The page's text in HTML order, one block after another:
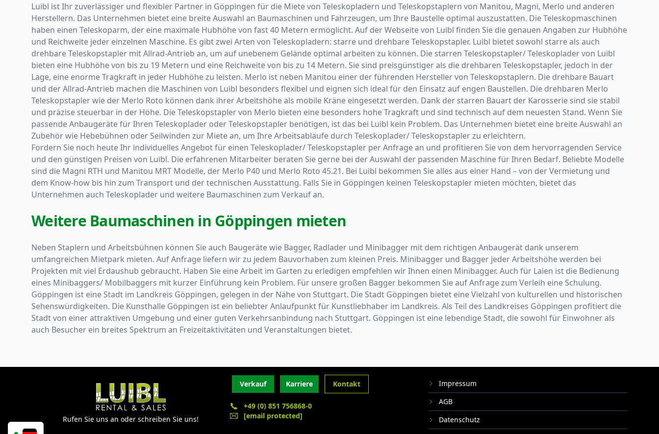
Luibl ist Ihr zuverlässiger und flexibler Partner in Göppingen für die Miete von Teleskopladern und Teleskopstaplern von Manitou, Magni, Merlo und anderen
Herstellern. Das Unternehmen bietet eine breite Auswahl an Baumaschinen und Fahrzeugen, um Ihre Baustelle optimal auszustatten. Die Teleskopmaschinen
haben einen Teleskoparm, der eine maximale Hubhöhe von fast 40 Metern ermöglicht. Auf der Webseite von Luibl finden Sie die genauen Angaben zur Hubhöhe
und Reichweite jeder einzelnen Maschine. Es gibt zwei Arten von Teleskopladern: starre und drehbare Teleskopstapler. Luibl bietet sowohl starre als auch
drehbare Teleskopstapler mit Allrad-Antrieb an, um auf unebenem Gelände optimal arbeiten zu können. Die starren Teleskopstapler/ Teleskoplader von Luibl
bieten eine Hubhöhe von bis zu 19 Metern und eine Reichweite von bis zu 14 Metern. Sie sind preisgünstiger als die drehbaren Teleskopstapler, jedoch in der
Lage, eine enorme Tragkraft in jeder Hubhöhe zu leisten. Merlo ist neben Manitou einer der führenden Hersteller von Teleskopstaplern. Die drehbare Bauart
und der Allrad-Antrieb machen die Maschinen von Luibl besonders flexibel und eignen sich ideal für den Einsatz auf engen Baustellen. Die drehbaren Merlo
Teleskopstapler wie der Merlo Roto können dank ihrer Arbeitshöhe als mobile Kräne eingesetzt werden. Dank der starren Bauart der Karosserie sind sie stabil
und präzise steuerbar in der Höhe. Die Teleskopstapler von Merlo bieten eine besonders hohe Tragkraft und sind technisch auf dem neuesten Stand. Wenn Sie
passende Anbaugeräte für Ihren Teleskoplader oder Teleskopstapler benötigen, ist das bei Luibl kein Problem. Das Unternehmen bietet eine breite Auswahl an
Zubehör wie Hebebühnen oder Seilwinden zur Miete an, um Ihre Arbeitsabläufe durch Teleskoplader/ Teleskopstapler zu erleichtern.
Fordern Sie noch heute Ihr individuelles Angebot für einen Teleskoplader/ Teleskopstapler per Anfrage an und profitieren Sie von dem hervorragenden Service
und den günstigen Preisen von Luibl. Die erfahrenen Mitarbeiter beraten Sie gerne bei der Auswahl der passenden Maschine für Ihren Bedarf. Beliebte Modelle
sind die Magni RTH und Manitou MRT Modelle, der Merlo P40 und Merlo Roto 45.21. Bei Luibl bekommen Sie alles aus einer Hand – von der Vermietung und
dem Know-how bis hin zum Transport und der technischen Ausstattung. Falls Sie in Göppingen keinen Teleskopstapler mieten möchten, bietet das
Unternehmen auch Teleskoplader und weitere Baumaschinen zum Verkauf an.
Weitere Baumaschinen in Göppingen mieten
Neben Staplern und Arbeitsbühnen können Sie auch Baugeräte wie Bagger, Radlader und Minibagger mit dem richtigen Anbaugerät dank unserem
umfangreichen Mietpark mieten. Auf Anfrage liefern wir zu jedem Bauvorhaben zum kleinen Preis. Minibagger und Bagger jeder Arbeitshöhe werden bei
Projekten mit viel Erdaushub gebraucht. Haben Sie eine Arbeit im Garten zu erledigen empfehlen wir Ihnen einen Minibagger. Auch für Laien ist die Bedienung
eines Minibaggers/ Mobilbaggers mit kurzer Einführung kein Problem. Für unsere großen Bagger bekommen Sie auf Anfrage zum Verleih eine Schulung.
Göppingen ist eine Stadt im Landkreis Göppingen, gelegen in der Nähe von Stuttgart. Die Stadt Göppingen bietet eine Vielzahl von kulturellen und historischen
Sehenswürdigkeiten. Die Kunsthalle Göppingen ist ein beliebter Anlaufpunkt für Kunstliebhaber im Landkreis. Als Teil des Landkreises Göppingen profitiert die
Stadt von einer attraktiven Umgebung und einer guten Verkehrsanbindung nach Stuttgart. Göppingen ist eine lebendige Stadt, die sowohl für Einwohner als
auch Besucher ein breites Spektrum an Freizeitaktivitäten und Veranstaltungen bietet.
Rufen Sie uns an oder schreiben Sie uns!
Verkauf Karriere Kontakt
+49 (0) 851 756868-0
[email protected]
Impressum
AGB
Datenschutz